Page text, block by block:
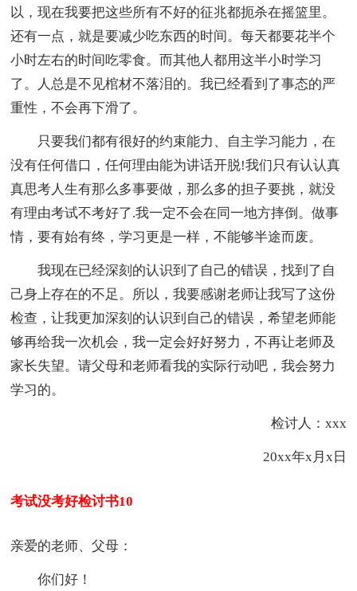
以，现在我要把这些所有不好的征兆都扼杀在摇篮里。
还有一点，就是要减少吃东西的时间。每天都要花半个
小时左右的时间吃零食。而其他人都用这半小时学习
了。人总是不见棺材不落泪的。我已经看到了事态的严
重性，不会再下滑了。
只要我们都有很好的约束能力、自主学习能力，在
没有任何借口，任何理由能为讲话开脱!我们只有认认真
真思考人生有那么多事要做，那么多的担子要挑，就没
有理由考试不考好了.我一定不会在同一地方摔倒。做事
情，要有始有终，学习更是一样，不能够半途而废。
我现在已经深刻的认识到了自己的错误，找到了自
己身上存在的不足。所以，我要感谢老师让我写了这份
检查，让我更加深刻的认识到自己的错误，希望老师能
够再给我一次机会，我一定会好好努力，不再让老师及
家长失望。请父母和老师看我的实际行动吧，我会努力
学习的。
检讨人：xxx
20xx年x月x日
考试没考好检讨书10
亲爱的老师、父母：
你们好！